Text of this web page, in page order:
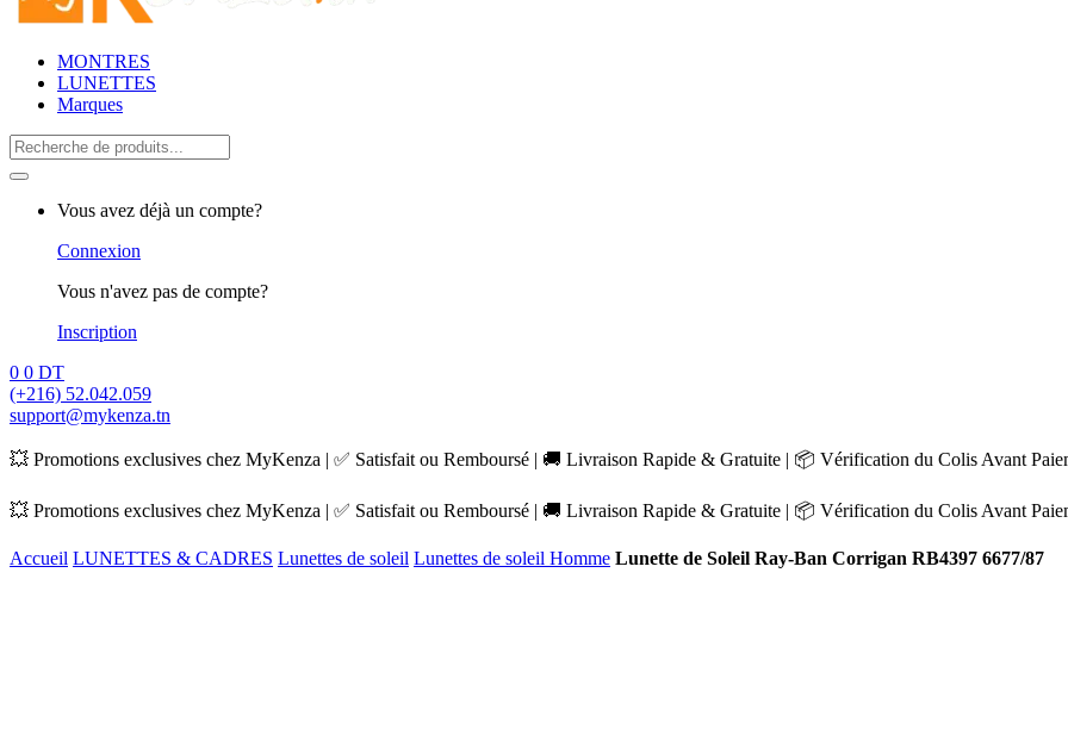
MONTRES
LUNETTES
Marques
Search
for:
Vous avez déjà un compte?
Connexion
Vous n'avez pas de compte?
Inscription
0 0 DT
(+216) 52.042.059
support@mykenza.tn
💥 Promotions exclusives chez MyKenza | ✅ Satisfait ou Remboursé | 🚚 Livraison Rapide & Gratuite | 📦 Vérification du Colis Avant
💥 Promotions exclusives chez MyKenza | ✅ Satisfait ou Remboursé | 🚚 Livraison Rapide & Gratuite | 📦 Vérification du Colis Avant
Accueil LUNETTES & CADRES Lunettes de soleil Lunettes de soleil Homme Lunette de Soleil Ray-Ban Corrigan RB4397 6677/87